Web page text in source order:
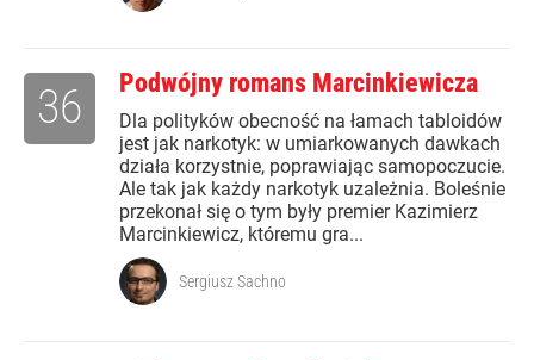
Podwójny romans Marcinkiewicza
Dla polityków obecność na łamach tabloidów
jest jak narkotyk: w umiarkowanych dawkach
działa korzystnie, poprawiając samopoczucie.
Ale tak jak każdy narkotyk uzależnia. Boleśnie
przekonał się o tym były premier Kazimierz
Marcinkiewicz, któremu gra...
36
Sergiusz Sachno